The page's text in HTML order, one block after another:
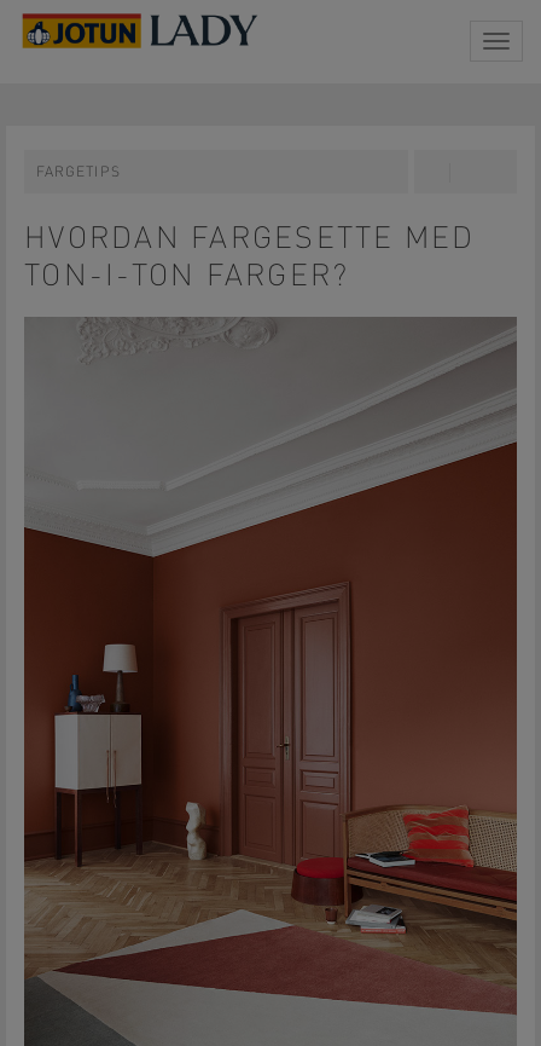
FARGETIPS
Facebook
Pinterest
HVORDAN FARGESETTE MED
TON-I-TON FARGER?